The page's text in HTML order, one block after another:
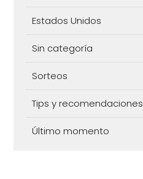
Estados Unidos
Sin categoría
Sorteos
Tips y recomendaciones
Último momento